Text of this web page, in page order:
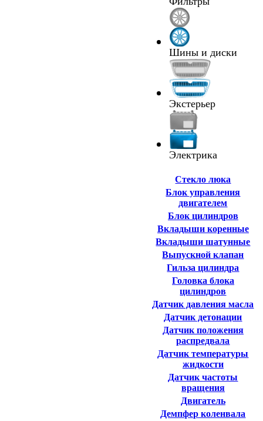
Шины и диски
Экстерьер
Электрика
Cтекло люка
Блок управления
двигателем
Блок цилиндров
Вкладыши коренные
Вкладыши шатунные
Выпускной клапан
Гильза цилиндра
Головка блока
цилиндров
Датчик давления масла
Датчик детонации
Датчик положения
распредвала
Датчик температуры
жидкости
Датчик частоты
вращения
Двигатель
Демпфер коленвала